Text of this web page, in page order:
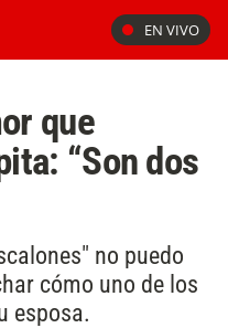
EN VIVO
que
“Son dos
no puedo
cómo uno de los
esposa.